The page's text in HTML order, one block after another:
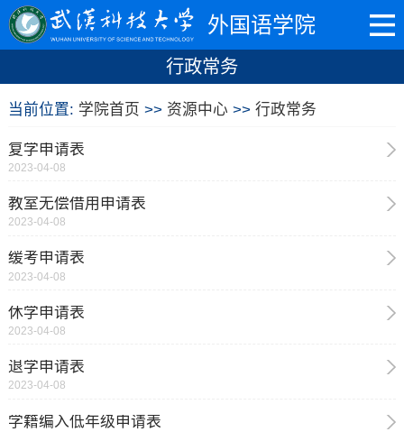
外国语学院
行政常务
当前位置: 学院首页 >> 资源中心 >> 行政常务
复学申请表
2023-04-08
教室无偿借用申请表
2023-04-08
缓考申请表
2023-04-08
休学申请表
2023-04-08
退学申请表
2023-04-08
学籍编入低年级申请表